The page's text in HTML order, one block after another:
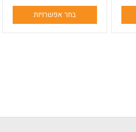
בחר אפשרויות